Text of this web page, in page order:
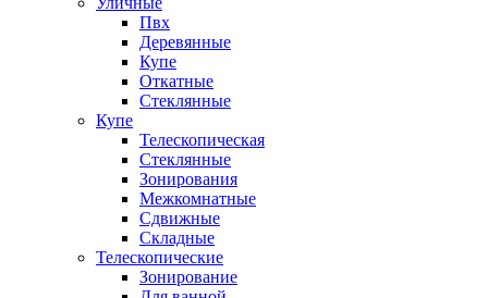
Пвх
Деревянные
Купе
Откатные
Стеклянные
Купе
Телескопическая
Стеклянные
Зонирования
Межкомнатные
Сдвижные
Складные
Телескопические
Зонирование